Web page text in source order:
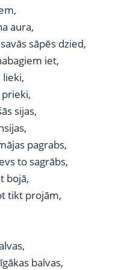
aura,
sāpēs dzied,
iet,
lieki,
sijas,
pagrabs,
to sagrābs,
bojā,
tikt projām,
balvas,